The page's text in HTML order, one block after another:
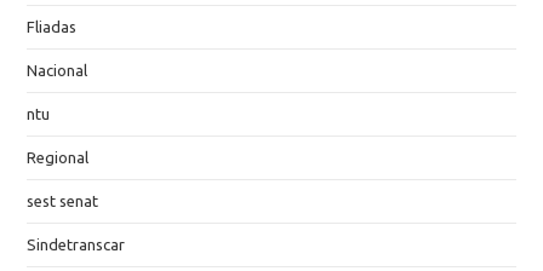
Fliadas
Nacional
ntu
Regional
sest senat
Sindetranscar